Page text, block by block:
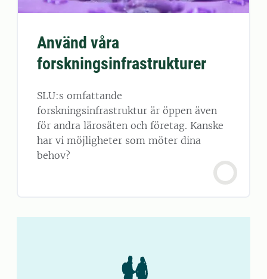
Använd våra
forskningsinfrastrukturer
SLU:s omfattande
forskningsinfrastruktur är öppen även
för andra lärosäten och företag. Kanske
har vi möjligheter som möter dina
behov?